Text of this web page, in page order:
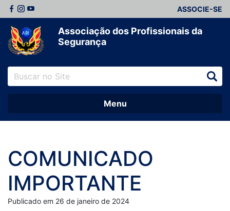
ASSOCIE-SE
Associação dos Profissionais da
Segurança
Menu
COMUNICADO
IMPORTANTE
Publicado em 26 de janeiro de 2024